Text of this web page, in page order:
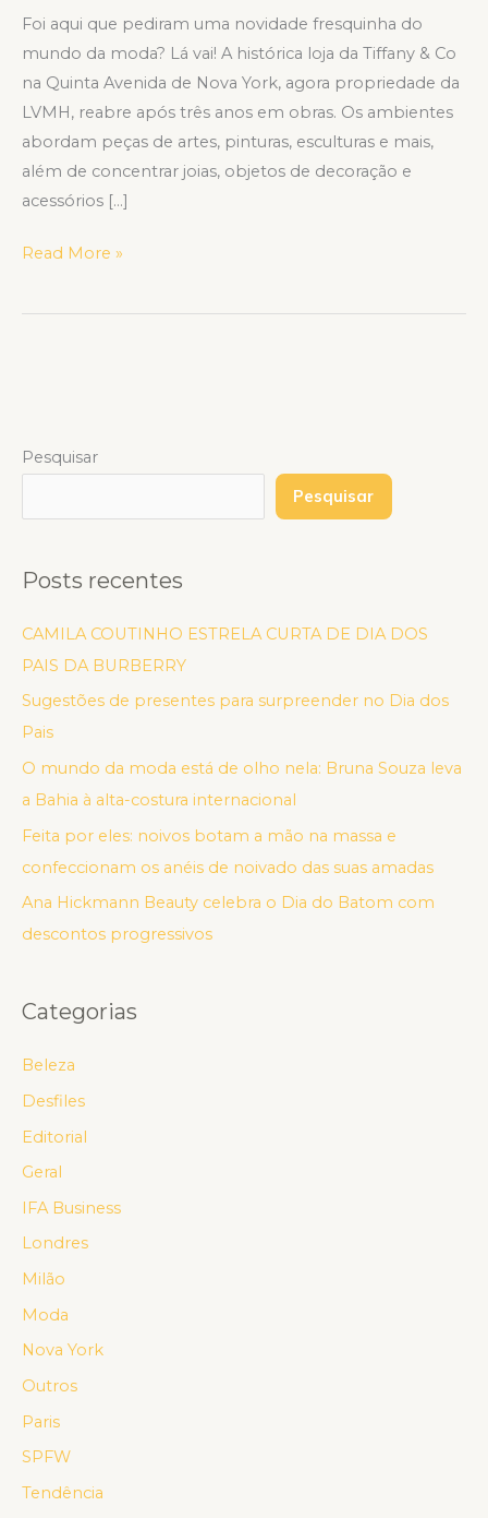
Foi aqui que pediram uma novidade fresquinha do
mundo da moda? Lá vai! A histórica loja da Tiffany & Co
na Quinta Avenida de Nova York, agora propriedade da
LVMH, reabre após três anos em obras. Os ambientes
abordam peças de artes, pinturas, esculturas e mais,
além de concentrar joias, objetos de decoração e
acessórios […]
Read More »
Pesquisar
Pesquisar
Posts recentes
CAMILA COUTINHO ESTRELA CURTA DE DIA DOS
PAIS DA BURBERRY
Sugestões de presentes para surpreender no Dia dos
Pais
O mundo da moda está de olho nela: Bruna Souza leva
a Bahia à alta-costura internacional
Feita por eles: noivos botam a mão na massa e
confeccionam os anéis de noivado das suas amadas
Ana Hickmann Beauty celebra o Dia do Batom com
descontos progressivos
Categorias
Beleza
Desfiles
Editorial
Geral
IFA Business
Londres
Milão
Moda
Nova York
Outros
Paris
SPFW
Tendência